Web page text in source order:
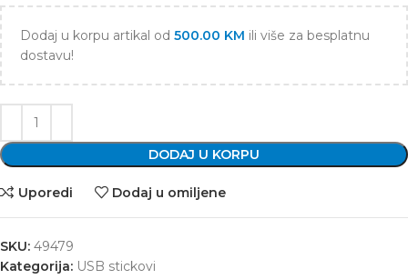
Dodaj u korpu artikal od 500.00 KM ili više za besplatnu
dostavu!
DODAJ U KORPU
Uporedi Dodaj u omiljene
SKU: 49479
Kategorija: USB stickovi